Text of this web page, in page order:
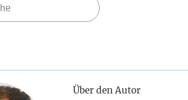
Über den Autor